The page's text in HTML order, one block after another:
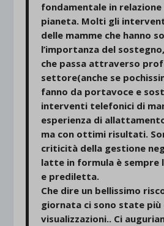
fondamentale in
pianeta. Molti gli
delle mamme che hanno
l’importanza del
che passa attraverso
settore(anche se
fanno da portavoce e
interventi telefonici di
esperienza di
ma con ottimi risultati.
criticità della gestione
latte in formula è sempre
e prediletta.
Che dire un bellissimo
giornata ci sono state più
visualizzazioni.. Ci